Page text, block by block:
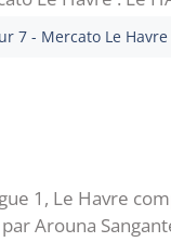
7 - Mercato Le
1, Le Havre
Arouna